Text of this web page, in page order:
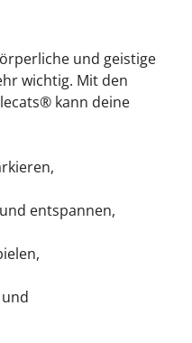
und geistige
wichtig. Mit den
kann deine
und entspannen,
und